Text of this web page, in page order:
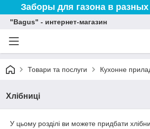
Заборы для газона в разных
"Bagus" - интернет-магазин
Товари та послуги Кухонне
Хлібниці
У цьому розділі ви можете придбати